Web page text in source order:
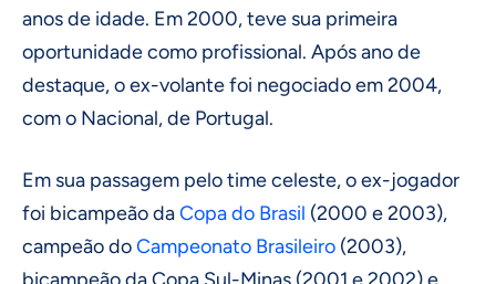
anos de idade. Em 2000, teve sua primeira
oportunidade como profissional. Após ano de
destaque, o ex-volante foi negociado em 2004,
com o Nacional, de Portugal.
Em sua passagem pelo time celeste, o ex-jogador
foi bicampeão daCopa do Brasil (2000 e 2003),
campeão doCampeonato Brasileiro (2003),